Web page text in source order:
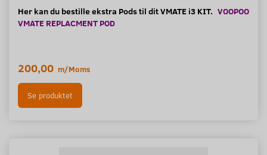
Her kan du bestille ekstra Pods til dit VMATE i3 KIT. VOOPOO
VMATE REPLACMENT POD
200,00 m/Moms
Se produktet